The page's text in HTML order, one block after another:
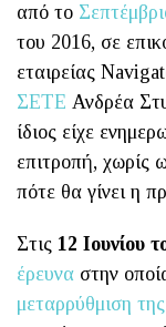
από το
του 2016, σε
εταιρείας
ΣΕΤΕ Ανδρέα
ίδιος είχε
επιτροπή, χωρίς
πότε θα γίνει η
Στις 12 Ιουνίου
έρευνα στην
μεταρρύθμιση